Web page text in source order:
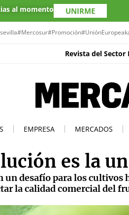
al momento UNIRME
#Mercosur#Promoción#UniónEuropea
Revista del
EMPRESA MERCADOS
es la
desafío para los cultivos
la calidad comercial del